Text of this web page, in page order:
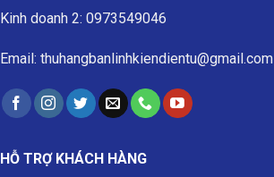
Kinh doanh 2: 0973549046
Email: thuhangbanlinhkiendientu@gmail.com
HỖ TRỢ KHÁCH HÀNG